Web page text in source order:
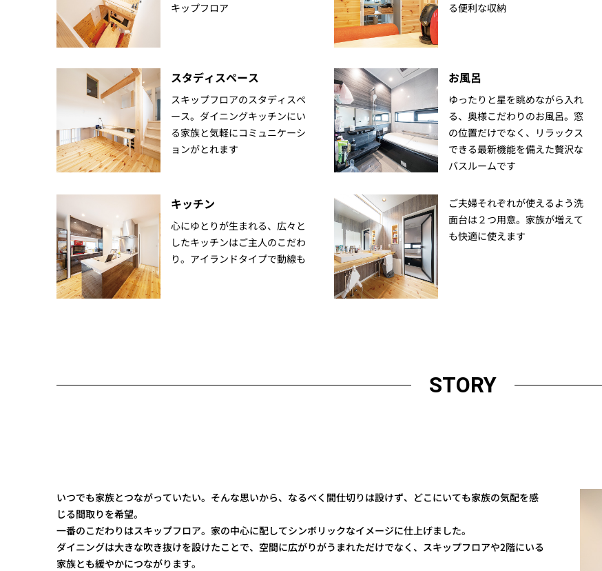
キップフロア
る便利な収納
スタディスペース
スキップフロアのスタディスペ
ース。ダイニングキッチンにい
る家族と気軽にコミュニケーシ
ョンがとれます
お風呂
ゆったりと星を眺めながら入れ
る、奥様こだわりのお風呂。窓
の位置だけでなく、リラックス
できる最新機能を備えた贅沢な
バスルームです
キッチン
心にゆとりが生まれる、広々と
したキッチンはご主人のこだわ
り。アイランドタイプで動線も
ご夫婦それぞれが使えるよう洗
面台は２つ用意。家族が増えて
も快適に使えます
STORY
いつでも家族とつながっていたい。そんな思いから、なるべく間仕切りは設けず、どこにいても家族の気配を感
じる間取りを希望。
一番のこだわりはスキップフロア。家の中心に配してシンボリックなイメージに仕上げました。
ダイニングは大きな吹き抜けを設けたことで、空間に広がりがうまれただけでなく、スキップフロアや2階にいる
家族とも緩やかにつながります。